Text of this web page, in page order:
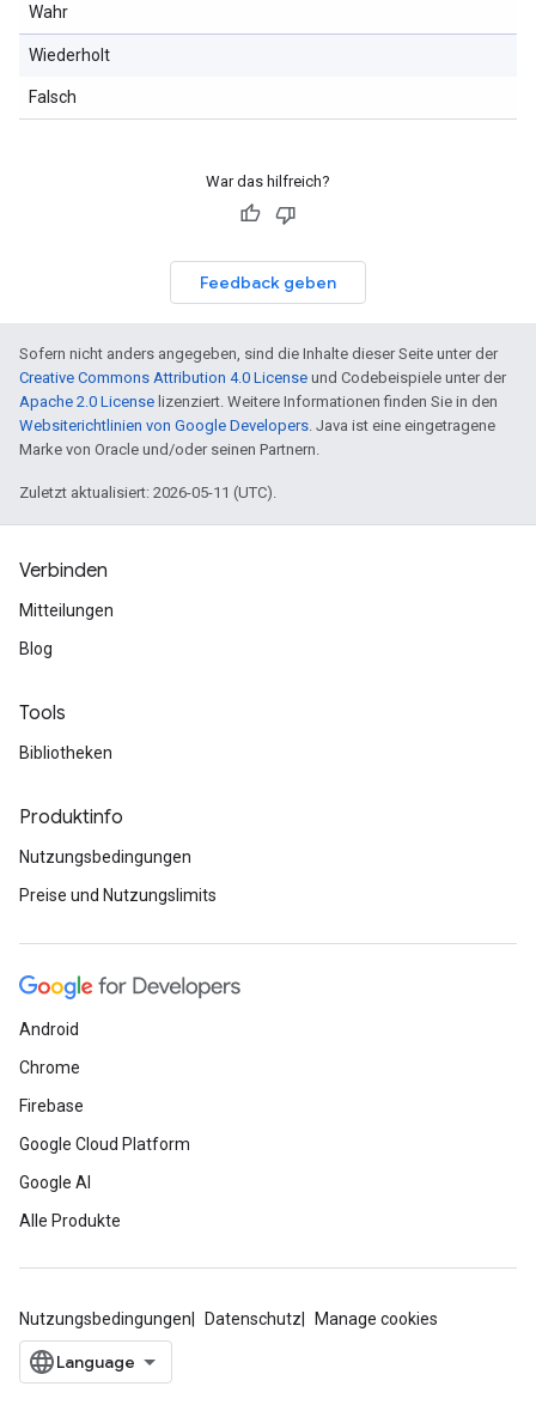
Wahr
Wiederholt
Falsch
War das hilfreich?
Feedback geben
Sofern nicht anders angegeben, sind die Inhalte dieser Seite unter der
Creative Commons Attribution 4.0 License und Codebeispiele unter der
Apache 2.0 License lizenziert. Weitere Informationen finden Sie in den
Websiterichtlinien von Google Developers. Java ist eine eingetragene
Marke von Oracle und/oder seinen Partnern.
Zuletzt aktualisiert: 2026-05-11 (UTC).
Verbinden
Mitteilungen
Blog
Tools
Bibliotheken
Produktinfo
Nutzungsbedingungen
Preise und Nutzungslimits
Android
Chrome
Firebase
Google Cloud Platform
Google AI
Alle Produkte
Nutzungsbedingungen Datenschutz Manage cookies